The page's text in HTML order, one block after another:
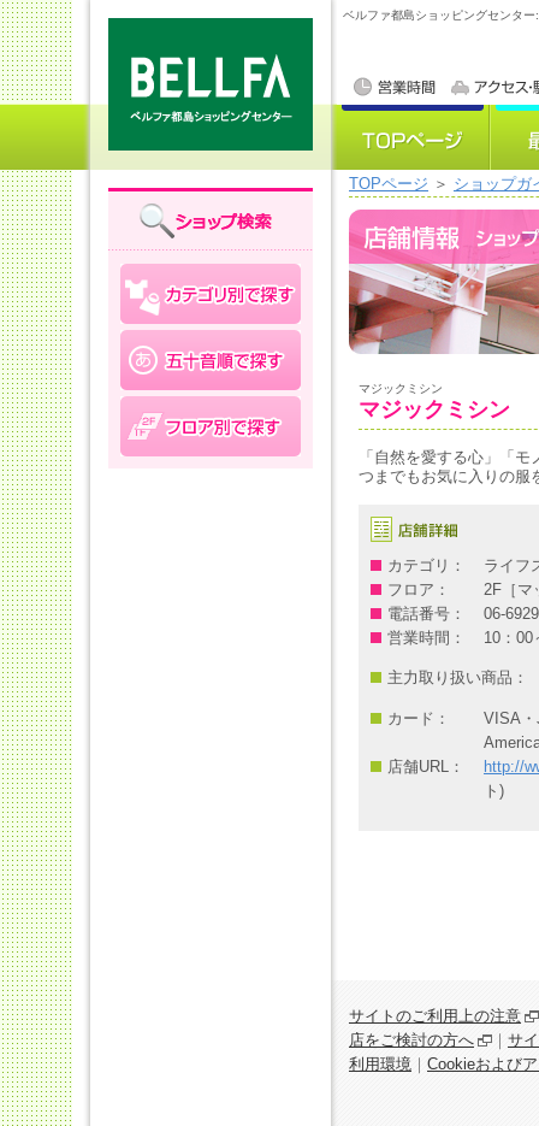
ベルファ都島ショッピングセンタ
TOPページ ＞ ショップガ
マジックミシン
マジックミシン
「自然を愛する心」「
つまでもお気に入りの服
カテゴリ：
ライフ
フロア：
2F［
電話番号：
06-
営業時間：
10：00
主力取り扱い商品：
カード：
VISA・
店舗URL：
http://
ト)
サイトのご利用上の注意
店をご検討の方へ
｜ サ
利用環境 ｜ Cookieおよび